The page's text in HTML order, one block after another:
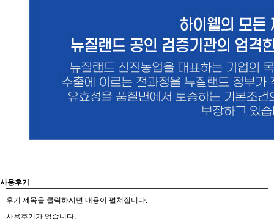
사용후기
후기 제목을 클릭하시면 내용이 펼쳐집니다.
사용후기가 없습니다.